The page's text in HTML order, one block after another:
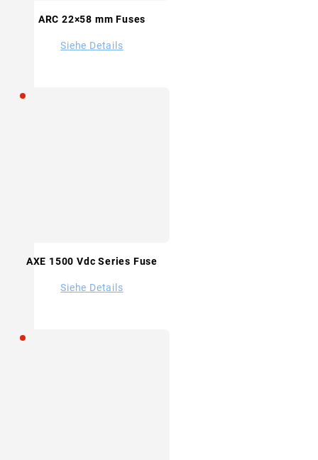
ARC 22×58 mm Fuses
Siehe Details
AXE 1500 Vdc Series Fuse
Siehe Details